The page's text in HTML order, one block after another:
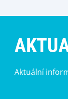
Aktuální